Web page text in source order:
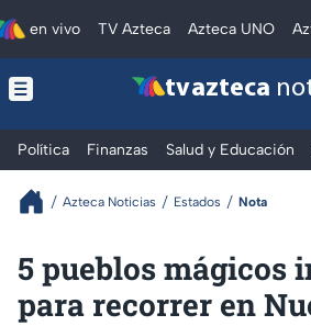
en vivo TV Azteca Azteca UNO
tv azteca
Política Finanzas Salud y Educación
Azteca Noticias Estados Nota
5 pueblos mágicos
para recorrer en